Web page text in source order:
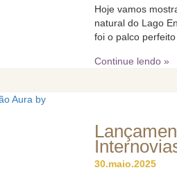
Hoje vamos
natural do Lago
foi o palco
Continue lendo »
30.maio.2025